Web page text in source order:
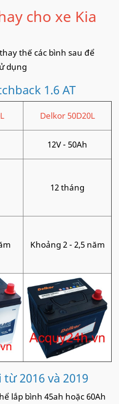
cho xe Kia
thế các bình sau để
dụng
1.6 AT
Delkor 50D20L
12V - 50Ah
12 tháng
Khoảng 2 - 2,5 năm
2016 và 2019
lắp bình 45ah hoặc 60Ah